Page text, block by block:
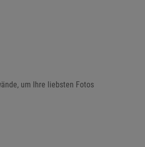
um Ihre liebsten Fotos